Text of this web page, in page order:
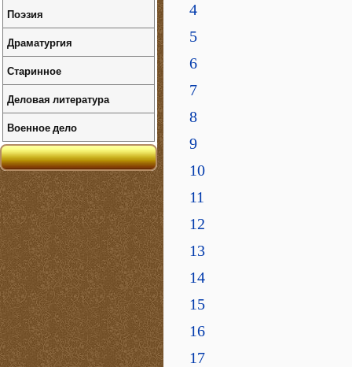
4
5
6
7
8
9
10
11
12
13
14
15
16
17
Поэзия
Драматургия
Старинное
Деловая литература
Военное дело